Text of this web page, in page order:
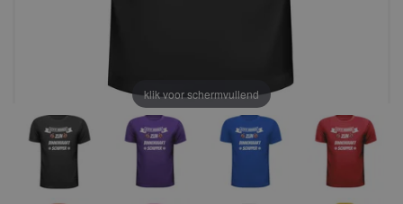
klik voor schermvullend